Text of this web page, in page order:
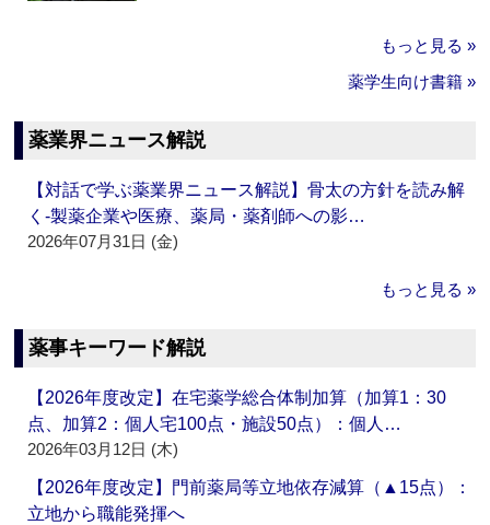
もっと見る »
薬学生向け書籍 »
薬業界ニュース解説
【対話で学ぶ薬業界ニュース解説】骨太の方針を読み解
く‐製薬企業や医療、薬局・薬剤師への影…
2026年07月31日 (金)
もっと見る »
薬事キーワード解説
【2026年度改定】在宅薬学総合体制加算（加算1：30
点、加算2：個人宅100点・施設50点）：個人…
2026年03月12日 (木)
【2026年度改定】門前薬局等立地依存減算（▲15点）：
立地から職能発揮へ